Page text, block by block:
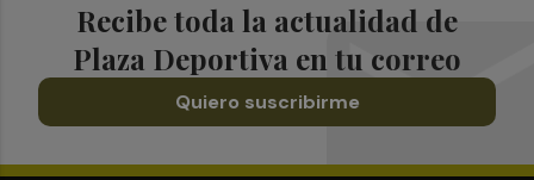
Recibe toda la actualidad de
Plaza Deportiva en tu correo
Quiero suscribirme